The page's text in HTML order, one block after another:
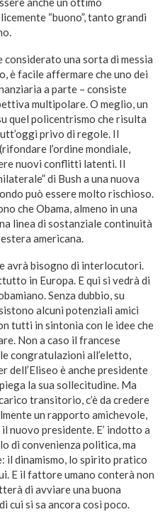
“buono”, tanto grandi
una sorta di messia
è facile affermare che uno dei
a parte – consiste
multipolare. O meglio, un
quel policentrismo che risulta
privo di regole. Il
l’ordine mondiale,
nuovi conflitti latenti. Il
di Bush a una nuova
può essere molto rischioso.
che Obama, almeno in una
linea di sostanziale continuità
americana.
avrà bisogno di interlocutori.
in Europa. E qui si vedrà di
Senza dubbio, su
alcuni potenziali amici
tutti in sintonia con le idee che
Non a caso il francese
congratulazioni all’eletto,
dell’Eliseo è anche presidente
la sua sollecitudine. Ma
transitorio, c’è da credere
un rapporto amichevole,
nuovo presidente. E’ indotto a
di convenienza politica, ma
il dinamismo, lo spirito pratico
E il fattore umano conterà non
di avviare una buona
cui si sa ancora così poco.